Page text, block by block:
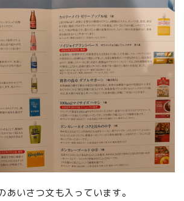
あいさつ文も入っています。